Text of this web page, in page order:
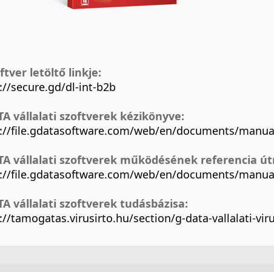
letöltő linkje:
secure.gd/dl-int-b2b
vállalati szoftverek kézikönyve:
file.gdatasoftware.com/web/en/documents/
vállalati szoftverek működésének referencia
file.gdatasoftware.com/web/en/documents/
vállalati szoftverek tudásbázisa:
tamogatas.virusirto.hu/section/g-data-vallalati-